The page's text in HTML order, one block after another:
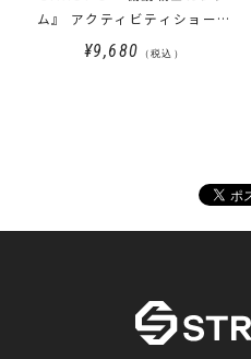
ム』 アクティビティショート
パンツ RED COMET
¥9,680 （税込）